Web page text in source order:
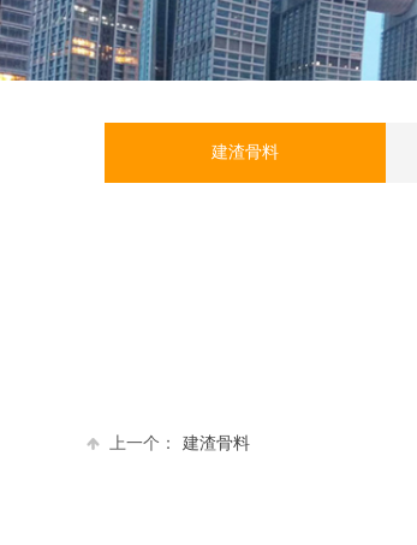
建渣骨料
上一个： 建渣骨料